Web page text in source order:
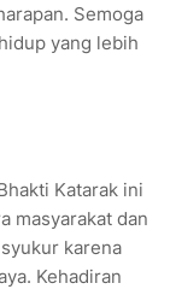
Semoga
yang lebih
Katarak ini
masyarakat dan
karena
Kehadiran